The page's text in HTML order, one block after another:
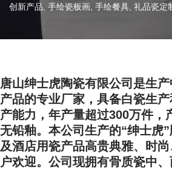
创新产品 手绘瓷板画 手绘餐具 礼品瓷定
唐山绅士虎陶瓷有限公司是生
产品的专业厂家，具备白瓷生
产能力，年产量超过300万件，
无铅釉。本公司生产的“绅士虎
及酒店用瓷产品高贵典雅、时
户欢迎。公司现拥有骨质瓷中、